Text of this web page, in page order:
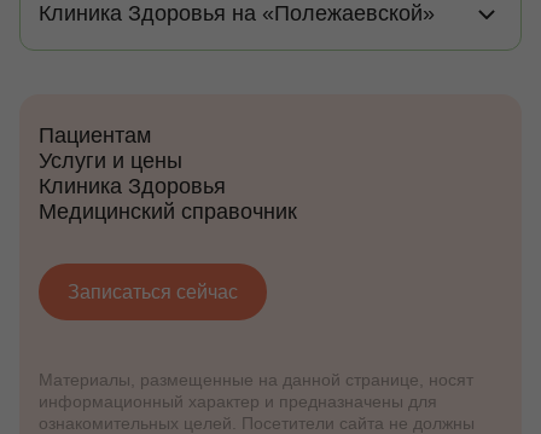
Клиника Здоровья на «Полежаевской»
Пациентам
Услуги и цены
Клиника Здоровья
Медицинский справочник
Записаться сейчас
Материалы, размещенные на данной странице, носят
информационный характер и предназначены для
ознакомительных целей. Посетители сайта не должны